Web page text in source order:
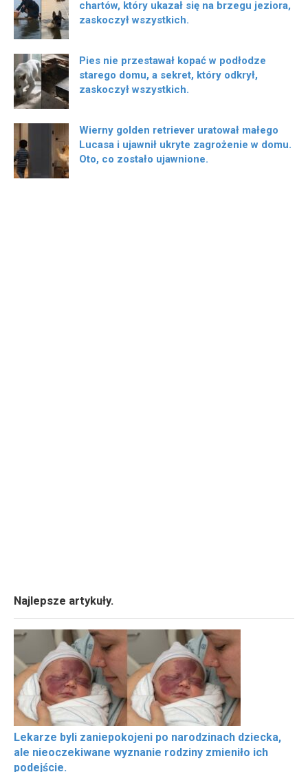
chartów, który ukazał się na brzegu jeziora,
zaskoczył wszystkich.
Pies nie przestawał kopać w podłodze
starego domu, a sekret, który odkrył,
zaskoczył wszystkich.
Wierny golden retriever uratował małego
Lucasa i ujawnił ukryte zagrożenie w domu.
Oto, co zostało ujawnione.
Najlepsze artykuły.
Lekarze byli zaniepokojeni po narodzinach dziecka,
ale nieoczekiwane wyznanie rodziny zmieniło ich
podejście.